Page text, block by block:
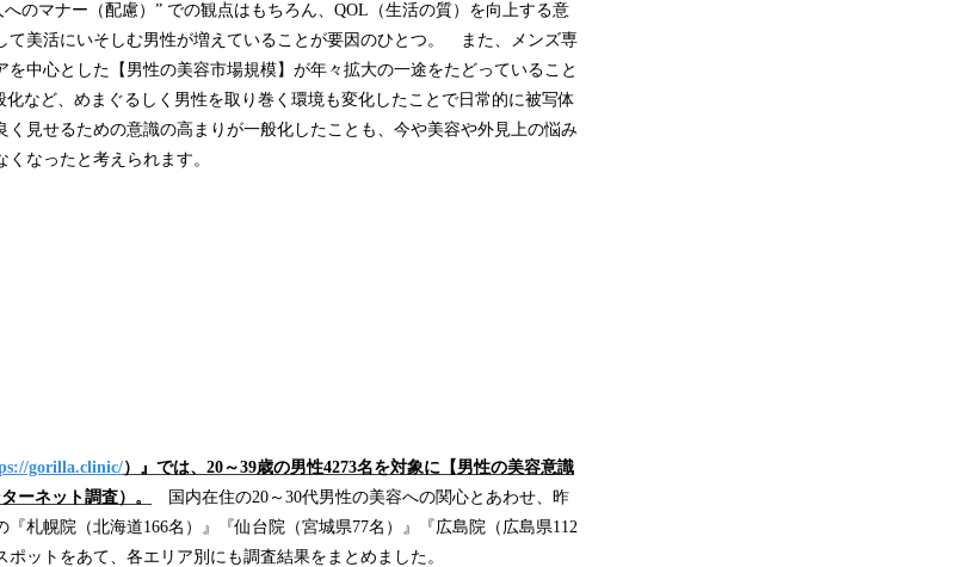
のマナー（配慮）” での観点はもちろん、QOL（生活の質）を向上する意
て美活にいそしむ男性が増えていることが要因のひとつ。 また、メンズ専
中心とした【男性の美容市場規模】が年々拡大の一途をたどっていること
化など、めまぐるしく男性を取り巻く環境も変化したことで日常的に被写体
く見せるための意識の高まりが一般化したことも、今や美容や外見上の悩み
なったと考えられます。
gorilla.clinic/）』では、20～39歳の男性4273名を対象に【男性の美容意識
ーネット調査）。
国内在住の20～30代男性の美容への関心とあわせ、昨
札幌院（北海道166名）』『仙台院（宮城県77名）』『広島院（広島県112
ットをあて、各エリア別にも調査結果をまとめました。